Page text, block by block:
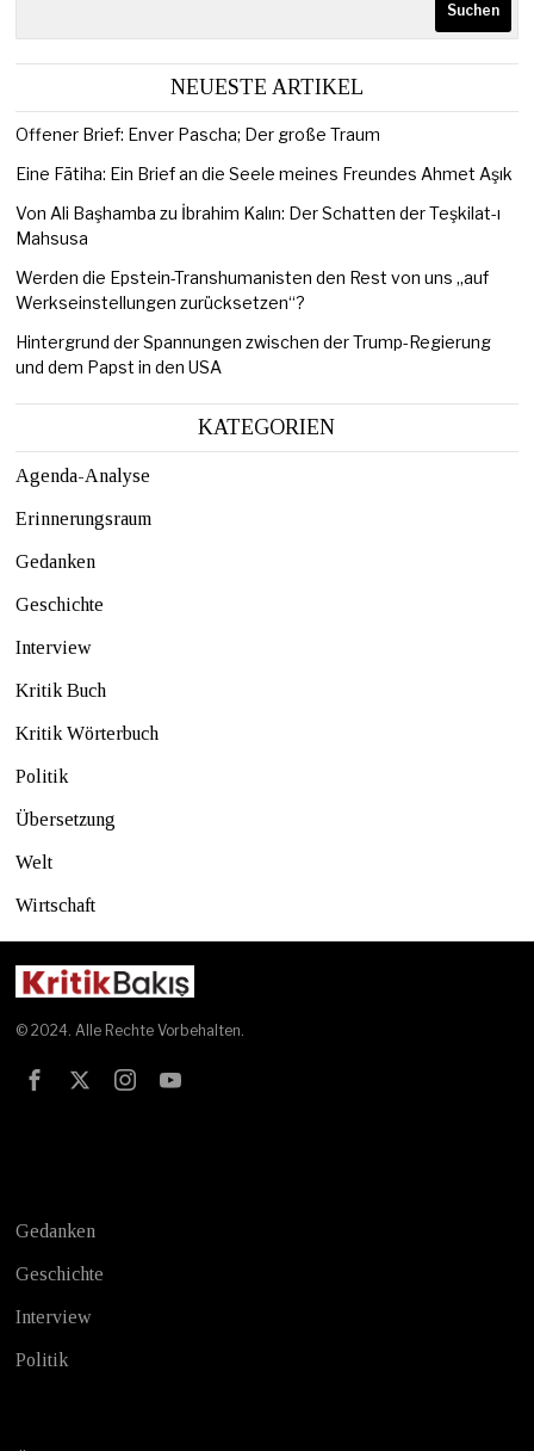
Suchen
NEUESTE ARTIKEL
Offener Brief: Enver Pascha; Der große Traum
Eine Fātiha: Ein Brief an die Seele meines Freundes Ahmet Aşık
Von Ali Başhamba zu İbrahim Kalın: Der Schatten der Teşkilat-ı
Mahsusa
Werden die Epstein-Transhumanisten den Rest von uns „auf
Werkseinstellungen zurücksetzen“?
Hintergrund der Spannungen zwischen der Trump-Regierung
und dem Papst in den USA
KATEGORIEN
Agenda-Analyse
Erinnerungsraum
Gedanken
Geschichte
Interview
Kritik Buch
Kritik Wörterbuch
Politik
Übersetzung
Welt
Wirtschaft
© 2024. Alle Rechte Vorbehalten.
Gedanken
Geschichte
Interview
Politik